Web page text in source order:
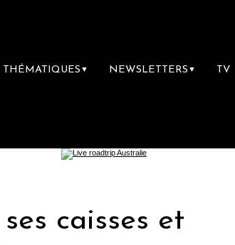
THÉMATIQUES ▼ NEWSLETTERS ▼ TV
caisses et